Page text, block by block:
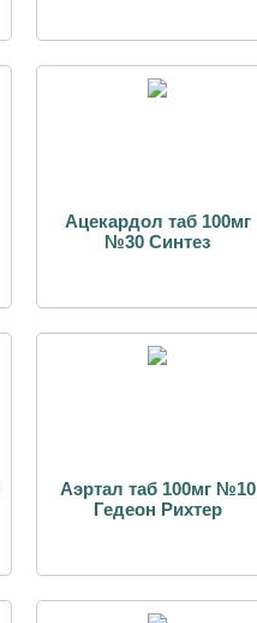
Ацекардол таб 100мг
№30 Синтез
Аэртал таб 100мг №10
Гедеон Рихтер